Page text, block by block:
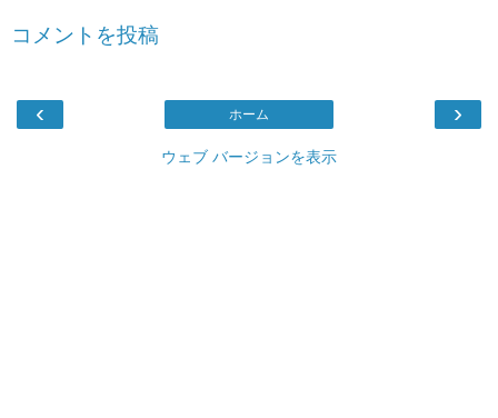
コメントを投稿
‹ ›
ホーム
ウェブ バージョンを表示